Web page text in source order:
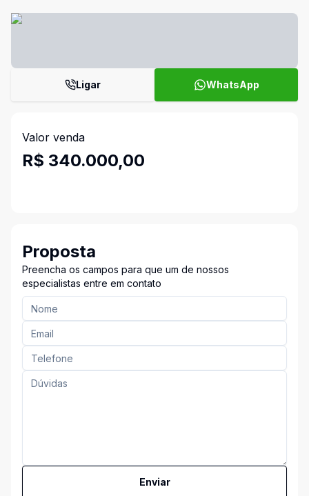
Ligar WhatsApp
Valor venda
R$ 340.000,00
Proposta
Preencha os campos para que um de nossos
especialistas entre em contato
Enviar